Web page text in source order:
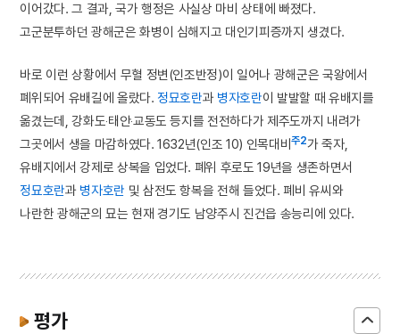
이어갔다. 그 결과, 국가 행정은 사실상 마비 상태에 빠졌다.
고군분투하던 광해군은 화병이 심해지고 대인기피증까지 생겼다.
바로 이런 상황에서 무혈 정변(인조반정)이 일어나 광해군은 국왕에서
폐위되어 유배길에 올랐다. 정묘호란과 병자호란이 발발할 때 유배지를
옮겼는데, 강화도‧태안‧교동도 등지를 전전하다가 제주도까지 내려가
그곳에서 생을 마감하였다. 1632년(인조 10) 인목대비주2가 죽자,
유배지에서 강제로 상복을 입었다. 폐위 후로도 19년을 생존하면서
정묘호란과 병자호란 및 삼전도 항복을 전해 들었다. 폐비 유씨와
나란한 광해군의 묘는 현재 경기도 남양주시 진건읍 송능리에 있다.
평가